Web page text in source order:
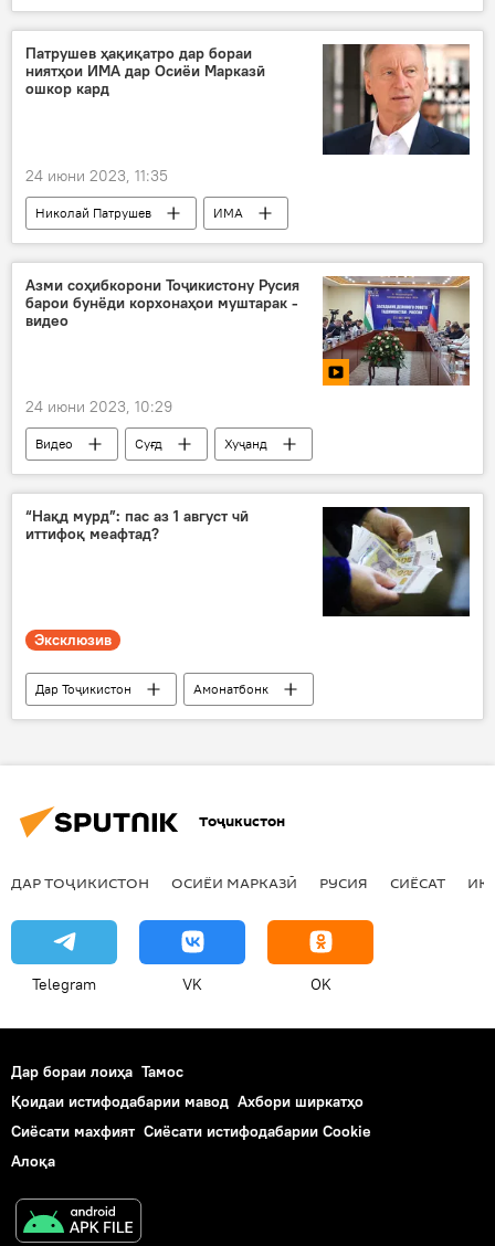
Патрушев ҳақиқатро дар бораи
ниятҳои ИМА дар Осиёи Марказӣ
ошкор кард
24 июни 2023, 11:35
Николай Патрушев
ИМА
ҳақиқати ҳол
Осиёи Марказӣ ният
Азми соҳибкорони Тоҷикистону Русия
барои бунёди корхонаҳои муштарак -
видео
24 июни 2023, 10:29
Видео Суғд
Хуҷанд
ҳамкорӣ
Шӯро
равобит
густариш
соҳибкор
“Нақд мурд”: пас аз 1 август чӣ
иттифоқ меафтад?
Эксклюзив
Дар Тоҷикистон
Амонатбонк
ғайринақдӣ
пардохти ғайринақдӣ
Тоҷикистон
ДАР ТОҶИКИСТОН ОСИЁИ МАРКАЗӢ РУСИЯ СИЁСАТ
Telegram VK OK
Дар бораи лоиҳа Тамос
Қоидаи истифодабарии мавод Ахбори ширкатҳо
Сиёсати махфият Сиёсати истифодабарии Cookie
Алоқа